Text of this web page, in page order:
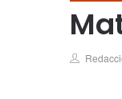
Author